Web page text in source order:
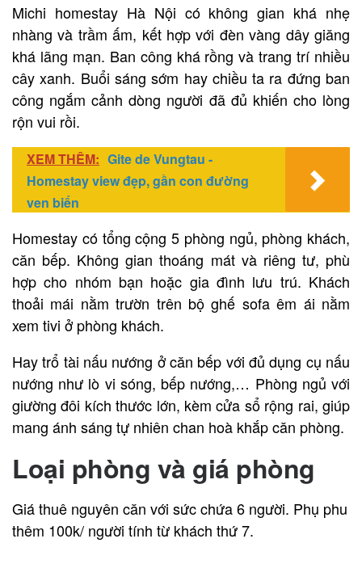
Michi homestay Hà Nội có không gian khá nhẹ
nhàng và trầm ấm, kết hợp với đèn vàng dây giăng
khá lãng mạn. Ban công khá rồng và trang trí nhiều
cây xanh. Buổi sáng sớm hay chiều ta ra đứng ban
công ngắm cảnh dòng người đã đủ khiến cho lòng
rộn vui rồi.
XEM THÊM: Gite de Vungtau -
Homestay view đẹp, gần con đường
ven biển
Homestay có tổng cộng 5 phòng ngủ, phòng khách,
căn bếp. Không gian thoáng mát và riêng tư, phù
hợp cho nhóm bạn hoặc gia đình lưu trú. Khách
thoải mái nằm trườn trên bộ ghế sofa êm ái nằm
xem tivi ở phòng khách.
Hay trổ tài nấu nướng ở căn bếp với đủ dụng cụ nấu
nướng như lò vi sóng, bếp nướng,… Phòng ngủ với
giường đôi kích thước lớn, kèm cửa sổ rộng rai, giúp
mang ánh sáng tự nhiên chan hoà khắp căn phòng.
Loại phòng và giá phòng
Giá thuê nguyên căn với sức chứa 6 người. Phụ phu
thêm 100k/ người tính từ khách thứ 7.